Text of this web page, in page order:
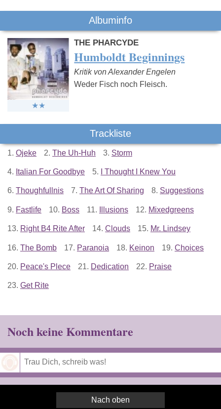
Albuminfo
THE PHARCYDE
Humboldt Beginnings
Kritik von Alexander Engelen
Weder Fisch noch Fleisch.
Trackliste
1. Ojeke 2. The Uh-Huh 3. Storm
4. Italian For Goodbye 5. I Thought I Knew You
6. Thoughfullnis 7. The Art Of Sharing 8. Suggestions
9. Fastlife 10. Boss 11. Illusions 12. Mixedgreens
13. Right B4 Rite After 14. Clouds 15. Mr. Lindsey
16. The Bomb 17. Paranoia 18. Keinon 19. Choices
20. Peace's Plece 21. Dedication 22. Praise
23. Get Rite
Noch keine Kommentare
Nach oben